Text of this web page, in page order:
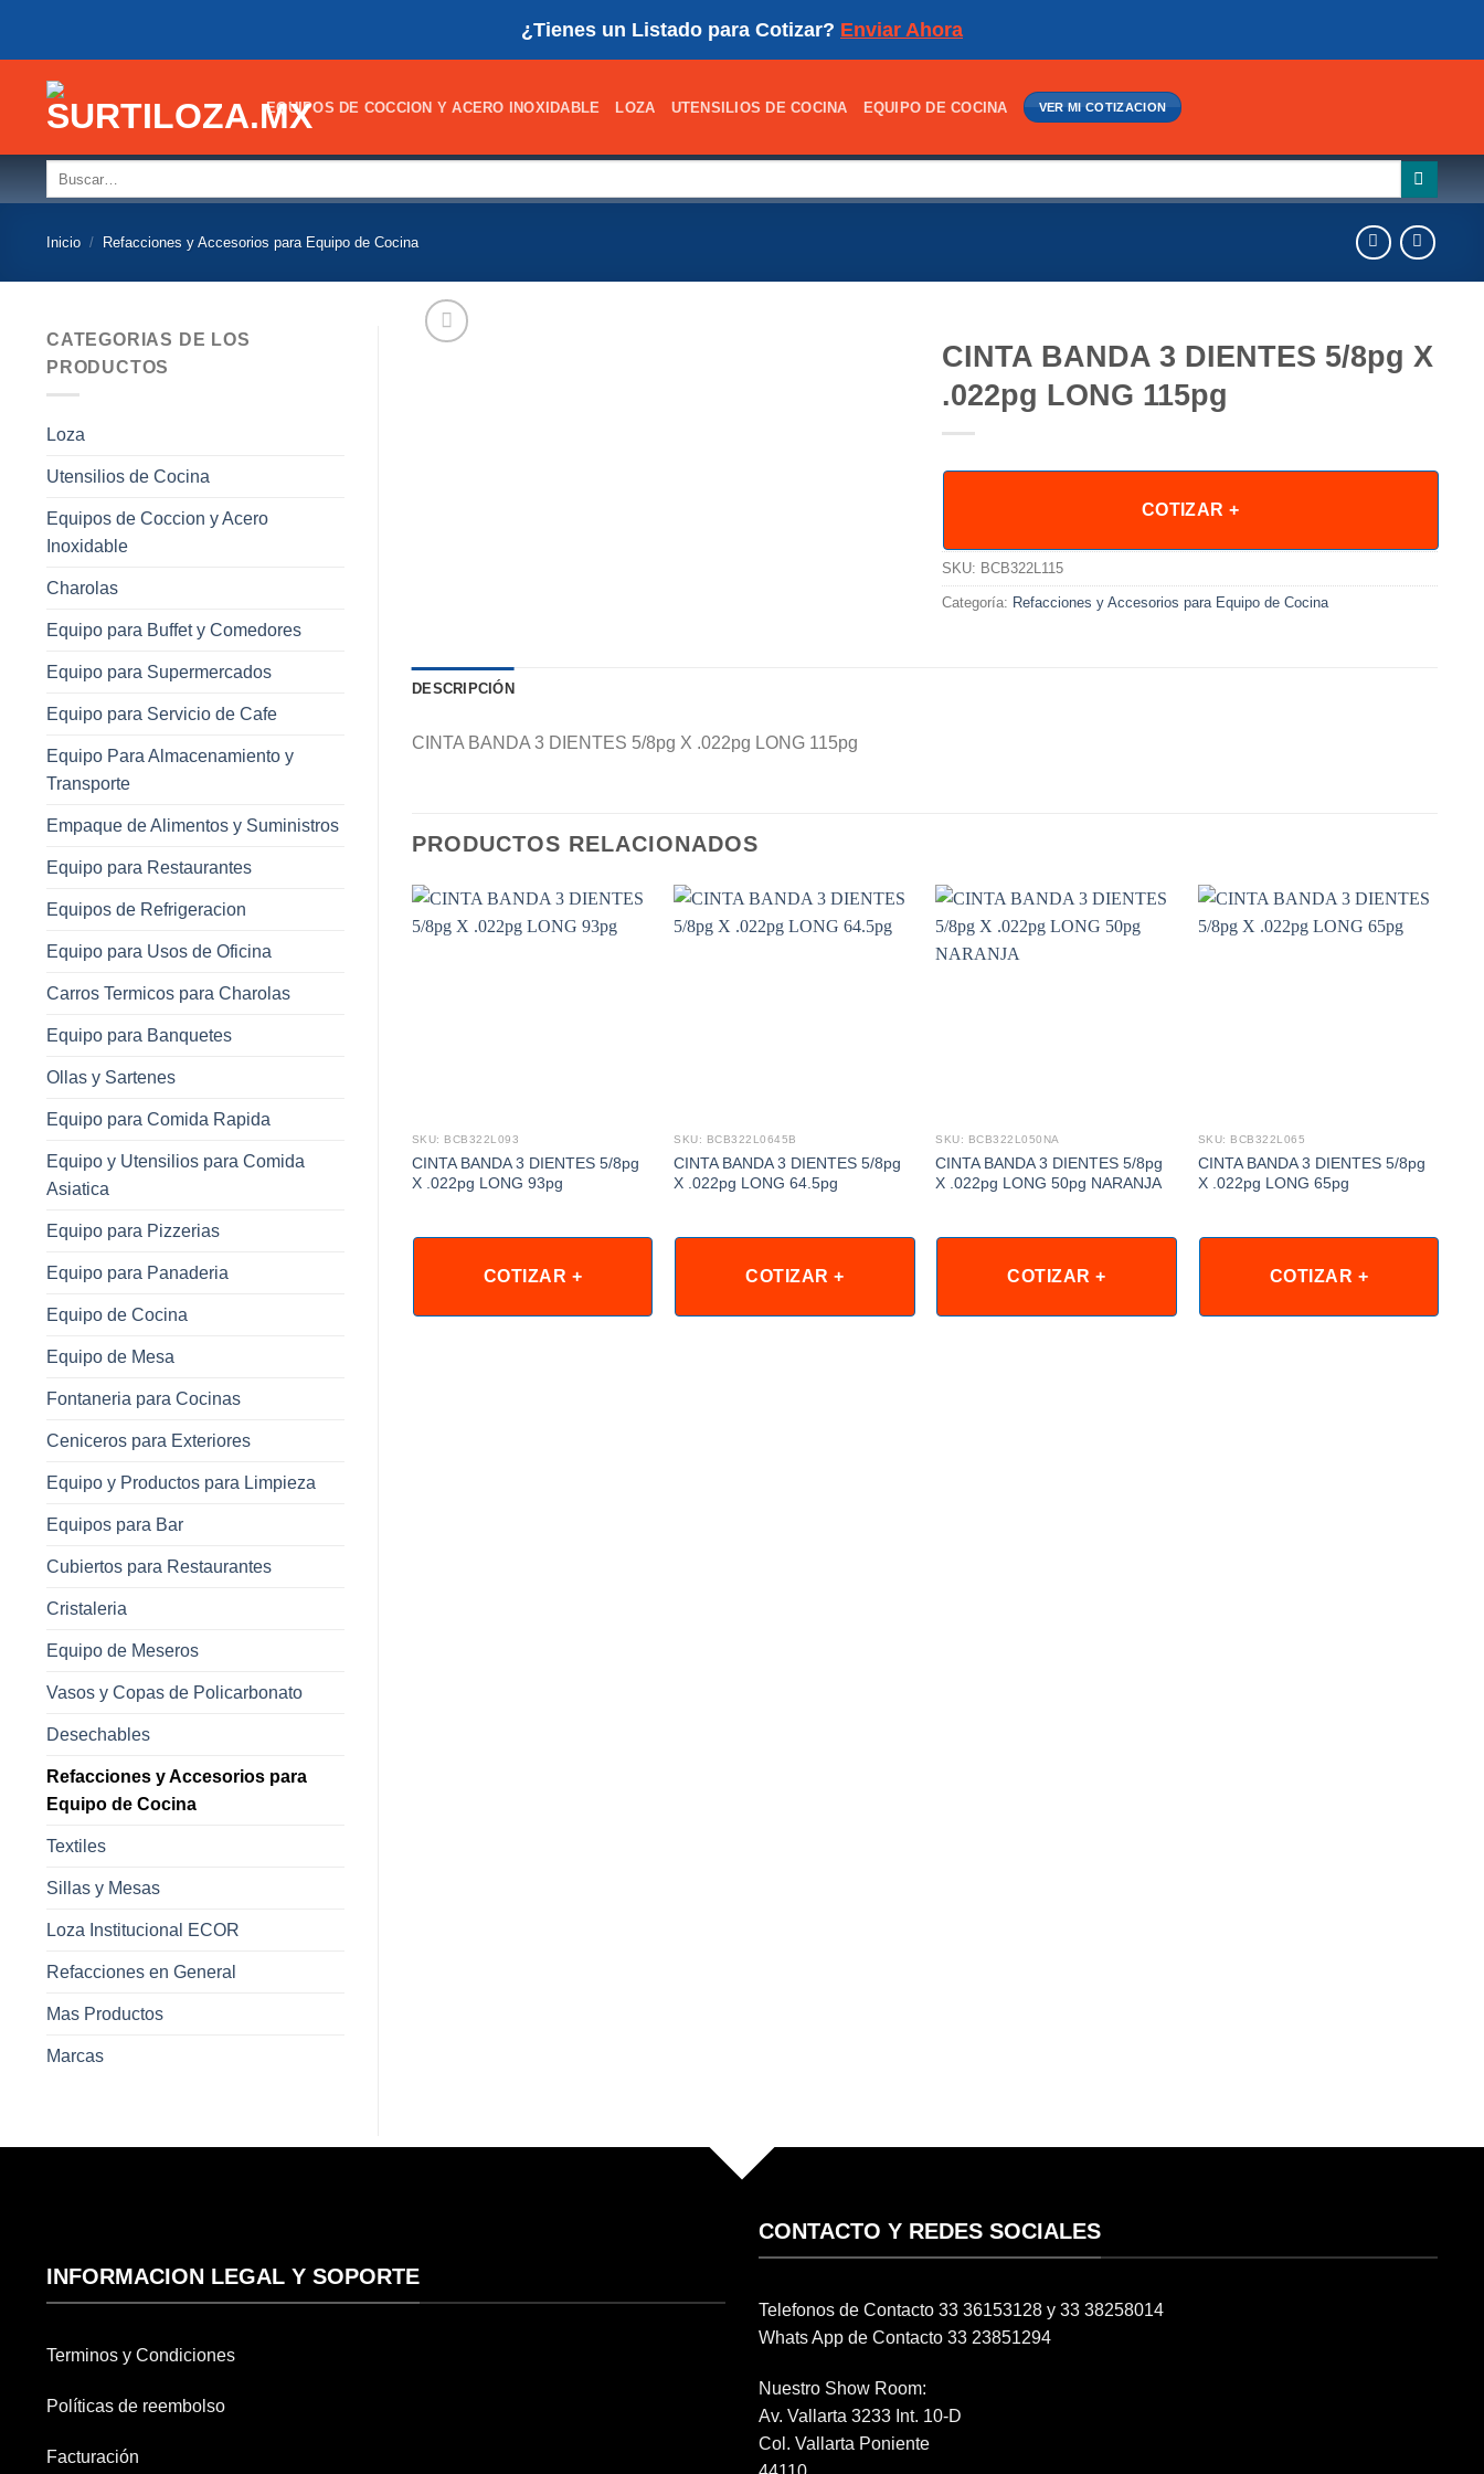
¿Tienes un Listado para Cotizar? Enviar Ahora
EQUIPOS DE COCCION Y ACERO INOXIDABLE LOZA UTENSILIOS DE COCINA EQUIPO DE COCINA VER MI COTIZACION
Inicio / Refacciones y Accesorios para Equipo de Cocina
CATEGORIAS DE LOS
PRODUCTOS
Loza
Utensilios de Cocina
Equipos de Coccion y Acero
Inoxidable
Charolas
Equipo para Buffet y Comedores
Equipo para Supermercados
Equipo para Servicio de Cafe
Equipo Para Almacenamiento y
Transporte
Empaque de Alimentos y Suministros
Equipo para Restaurantes
Equipos de Refrigeracion
Equipo para Usos de Oficina
Carros Termicos para Charolas
Equipo para Banquetes
Ollas y Sartenes
Equipo para Comida Rapida
Equipo y Utensilios para Comida
Asiatica
Equipo para Pizzerias
Equipo para Panaderia
Equipo de Cocina
Equipo de Mesa
Fontaneria para Cocinas
Ceniceros para Exteriores
Equipo y Productos para Limpieza
Equipos para Bar
Cubiertos para Restaurantes
Cristaleria
Equipo de Meseros
Vasos y Copas de Policarbonato
Desechables
Refacciones y Accesorios para
Equipo de Cocina
Textiles
Sillas y Mesas
Loza Institucional ECOR
Refacciones en General
Mas Productos
Marcas
CINTA BANDA 3 DIENTES 5/8pg X
.022pg LONG 115pg
COTIZAR +
SKU: BCB322L115
Categoría: Refacciones y Accesorios para Equipo de Cocina
DESCRIPCIÓN
CINTA BANDA 3 DIENTES 5/8pg X .022pg LONG 115pg
PRODUCTOS RELACIONADOS
SKU: BCB322L093
CINTA BANDA 3 DIENTES 5/8pg
X .022pg LONG 93pg
COTIZAR +
SKU: BCB322L0645B
CINTA BANDA 3 DIENTES 5/8pg
X .022pg LONG 64.5pg
COTIZAR +
SKU: BCB322L050NA
CINTA BANDA 3 DIENTES 5/8pg
X .022pg LONG 50pg NARANJA
COTIZAR +
SKU: BCB322L065
CINTA BANDA 3 DIENTES 5/8pg
X .022pg LONG 65pg
COTIZAR +
INFORMACION LEGAL Y SOPORTE
Terminos y Condiciones
Políticas de reembolso
Facturación
CONTACTO Y REDES SOCIALES
Telefonos de Contacto 33 36153128 y 33 38258014
Whats App de Contacto 33 23851294
Nuestro Show Room:
Av. Vallarta 3233 Int. 10-D
Col. Vallarta Poniente